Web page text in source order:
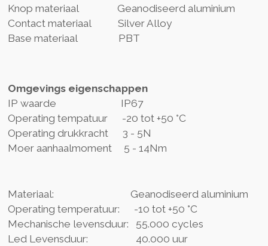
Knop materiaal Geanodiseerd aluminium
Contact materiaal Silver Alloy
Base materiaal PBT
Omgevings eigenschappen
IP waarde IP67
Operating tempatuur -20 tot +50 °C
Operating drukkracht 3 - 5N
Moer aanhaalmoment 5 - 14Nm
Materiaal: Geanodiseerd aluminium
Operating temperatuur: -10 tot +50 °C
Mechanische levensduur: 55.000 cycles
Led Levensduur: 40.000 uur